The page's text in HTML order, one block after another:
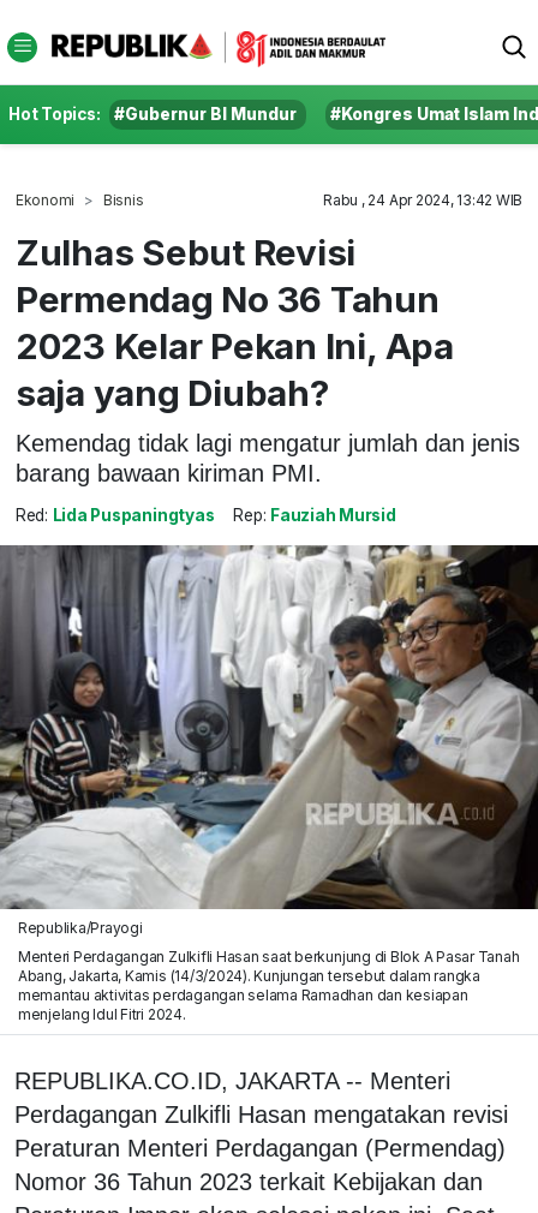
Hot Topics: #Gubernur BI Mundur #Kongres Umat Islam
Ekonomi Bisnis Rabu , 24 Apr 2024, 13:42 WIB
Zulhas Sebut Revisi
Permendag No 36 Tahun
2023 Kelar Pekan Ini, Apa
saja yang Diubah?
Kemendag tidak lagi mengatur jumlah dan jenis
barang bawaan kiriman PMI.
Red: Lida Puspaningtyas Rep: Fauziah Mursid
Republika/Prayogi
Menteri Perdagangan Zulkifli Hasan saat berkunjung di Blok A Pasar Tanah
Abang, Jakarta, Kamis (14/3/2024). Kunjungan tersebut dalam rangka
memantau aktivitas perdagangan selama Ramadhan dan kesiapan
menjelang Idul Fitri 2024.
REPUBLIKA.CO.ID, JAKARTA -- Menteri
Perdagangan Zulkifli Hasan mengatakan revisi
Peraturan Menteri Perdagangan (Permendag)
Nomor 36 Tahun 2023 terkait Kebijakan dan